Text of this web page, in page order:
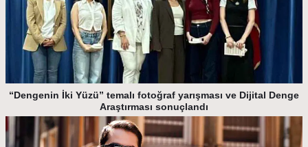
“Dengenin İki Yüzü” temalı fotoğraf yarışması ve Dijital Denge
Araştırması sonuçlandı